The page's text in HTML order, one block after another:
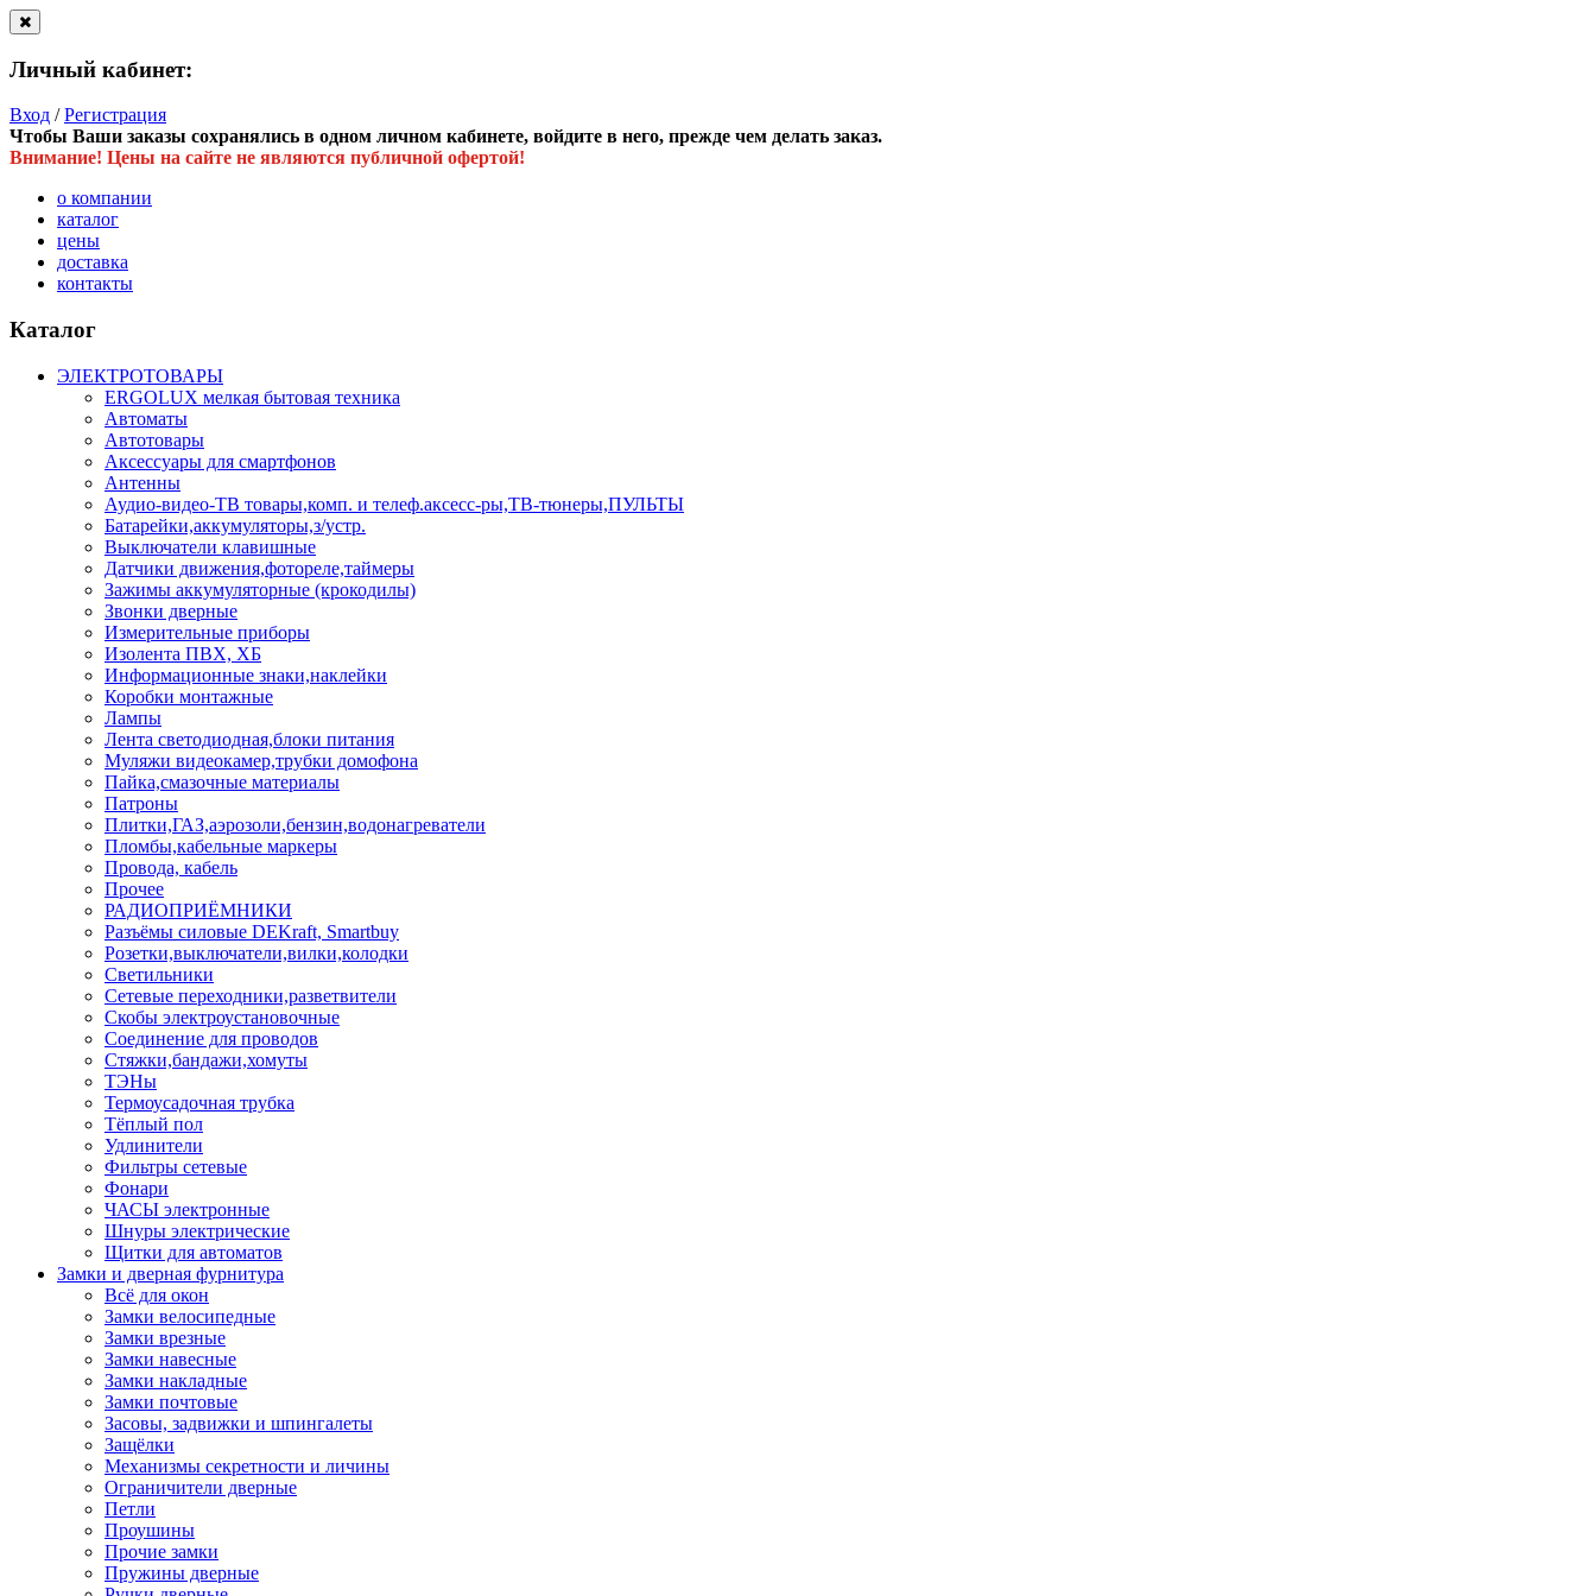
Личный кабинет:
Вход /Регистрация
Чтобы Ваши заказы сохранялись в одном личном кабинете, войдите в него, прежде чем делать заказ.
Внимание! Цены на сайте не являются публичной офертой!
о компании
каталог
цены
доставка
контакты
Каталог
ЭЛЕКТРОТОВАРЫ
ERGOLUX мелкая бытовая техника
Автоматы
Автотовары
Аксессуары для смартфонов
Антенны
Аудио-видео-ТВ товары,комп. и телеф.аксесс-ры,ТВ-тюнеры,ПУЛЬТЫ
Батарейки,аккумуляторы,з/устр.
Выключатели клавишные
Датчики движения,фотореле,таймеры
Зажимы аккумуляторные (крокодилы)
Звонки дверные
Измерительные приборы
Изолента ПВХ, ХБ
Информационные знаки,наклейки
Коробки монтажные
Лампы
Лента светодиодная,блоки питания
Муляжи видеокамер,трубки домофона
Пайка,смазочные материалы
Патроны
Плитки,ГАЗ,аэрозоли,бензин,водонагреватели
Пломбы,кабельные маркеры
Провода, кабель
Прочее
РАДИОПРИЁМНИКИ
Разъёмы силовые DEKraft, Smartbuy
Розетки,выключатели,вилки,колодки
Светильники
Сетевые переходники,разветвители
Скобы электроустановочные
Соединение для проводов
Стяжки,бандажи,хомуты
ТЭНы
Термоусадочная трубка
Тёплый пол
Удлинители
Фильтры сетевые
Фонари
ЧАСЫ электронные
Шнуры электрические
Щитки для автоматов
Замки и дверная фурнитура
Всё для окон
Замки велосипедные
Замки врезные
Замки навесные
Замки накладные
Замки почтовые
Засовы, задвижки и шпингалеты
Защёлки
Механизмы секретности и личины
Ограничители дверные
Петли
Проушины
Прочие замки
Пружины дверные